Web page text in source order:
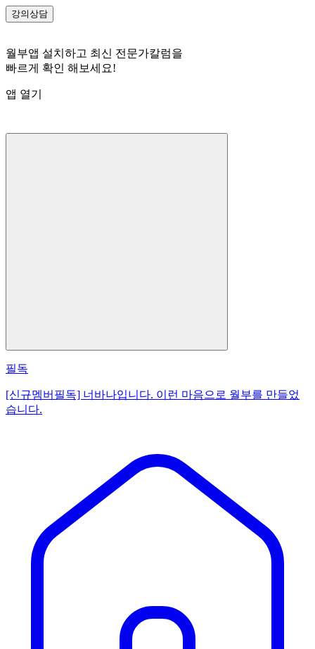
강의상담
월부앱 설치하고 최신 전문가칼럼을
빠르게 확인 해보세요!
앱 열기
필독
[신규멤버필독] 너바나입니다. 이런 마음으로 월부를 만들었
습니다.